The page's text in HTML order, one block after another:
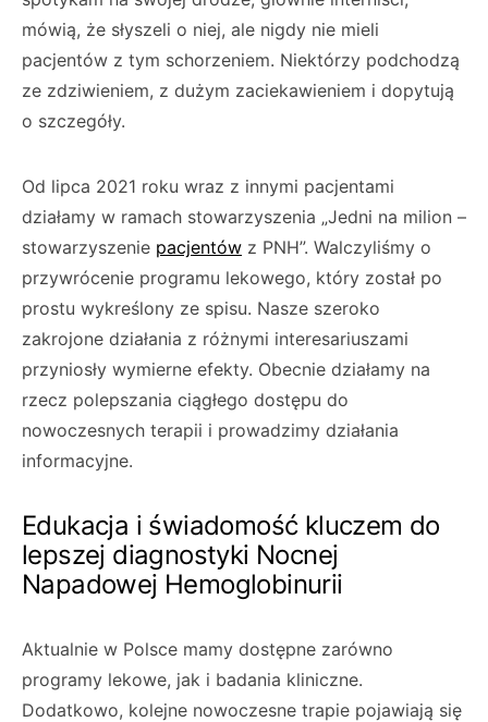
mówią, że słyszeli o niej, ale nigdy nie mieli
pacjentów z tym schorzeniem. Niektórzy podchodzą
ze zdziwieniem, z dużym zaciekawieniem i dopytują
o szczegóły.
Od lipca 2021 roku wraz z innymi pacjentami
działamy w ramach stowarzyszenia „Jedni na milion –
stowarzyszenie pacjentów z PNH”. Walczyliśmy o
przywrócenie programu lekowego, który został po
prostu wykreślony ze spisu. Nasze szeroko
zakrojone działania z różnymi interesariuszami
przyniosły wymierne efekty. Obecnie działamy na
rzecz polepszania ciągłego dostępu do
nowoczesnych terapii i prowadzimy działania
informacyjne.
Edukacja i świadomość kluczem do
lepszej diagnostyki Nocnej
Napadowej Hemoglobinurii
Aktualnie w Polsce mamy dostępne zarówno
programy lekowe, jak i badania kliniczne.
Dodatkowo, kolejne nowoczesne trapie pojawiają się